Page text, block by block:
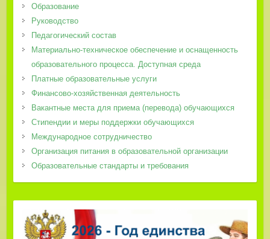
Образование
Руководство
Педагогический состав
Материально-техническое обеспечение и оснащенность
образовательного процесса. Доступная среда
Платные образовательные услуги
Финансово-хозяйственная деятельность
Вакантные места для приема (перевода) обучающихся
Стипендии и меры поддержки обучающихся
Международное сотрудничество
Организация питания в образовательной организации
Образовательные стандарты и требования